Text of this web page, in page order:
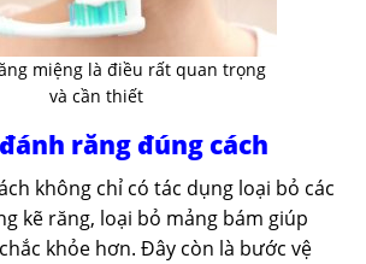
miệng là điều rất quan trọng
và cần thiết
răng đúng cách
không chỉ có tác dụng loại bỏ các
kẽ răng, loại bỏ mảng bám giúp
khỏe hơn. Đây còn là bước vệ